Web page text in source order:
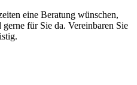
eine Beratung wünschen,
für Sie da. Vereinbaren Sie